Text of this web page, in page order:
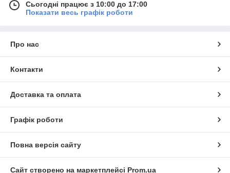
Сьогодні працює з 10:00 до 17:00
Показати весь графік роботи
Про нас
Контакти
Доставка та оплата
Графік роботи
Повна версія сайту
Сайт створено на маркетплейсі Prom.ua